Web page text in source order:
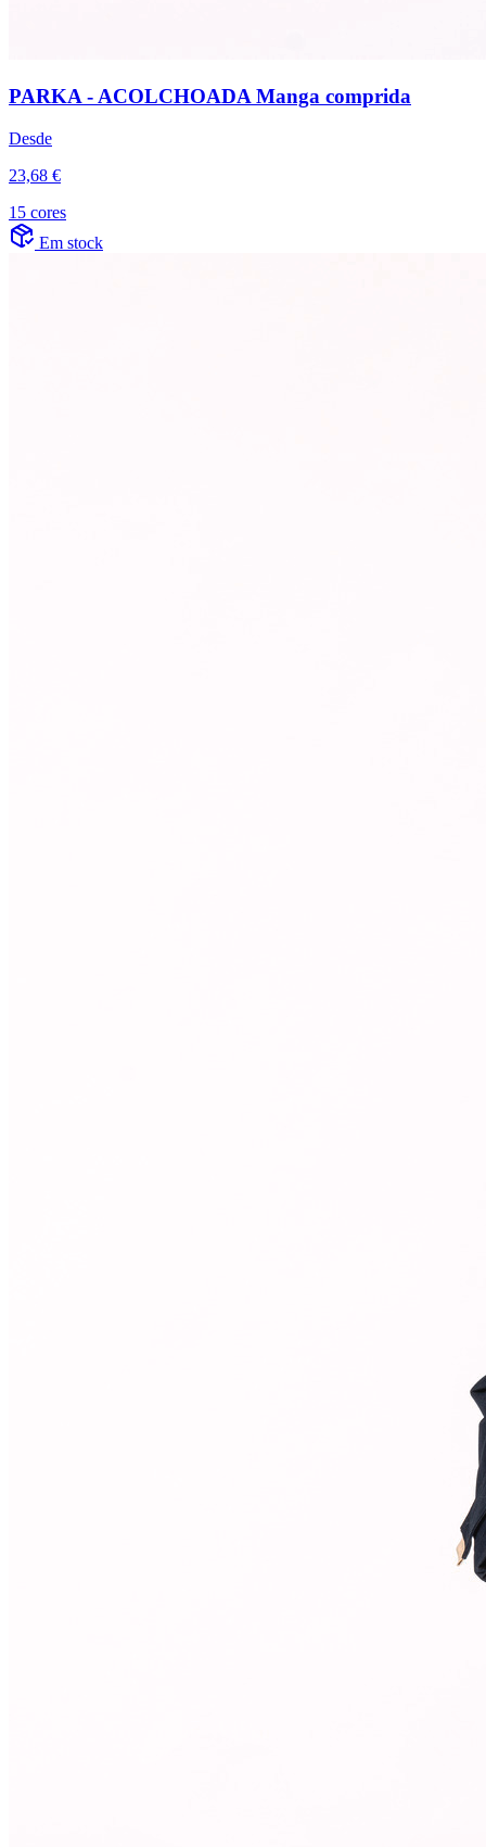
PARKA - ACOLCHOADA Manga comprida
Desde
23,68 €
15 cores
Em stock